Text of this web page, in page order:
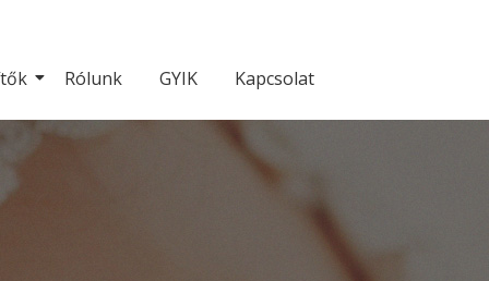
Rólunk GYIK Kapcsolat